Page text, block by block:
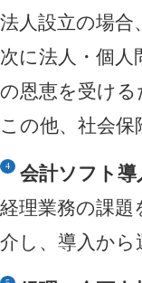
法人設立の場
次に法人・個
の恩恵を受け
この他、社会
会計ソフト導
経理業務の課
介し、導入から